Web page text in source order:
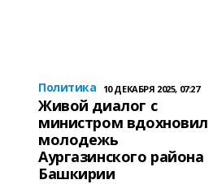
Политика 10 ДЕКАБРЯ 2025, 07:27
Живой диалог с
министром вдохновил
молодежь
Аургазинского района
Башкирии